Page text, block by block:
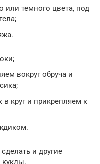
или темного цвета, под
вокруг обруча и
в круг и прикрепляем к
и другие